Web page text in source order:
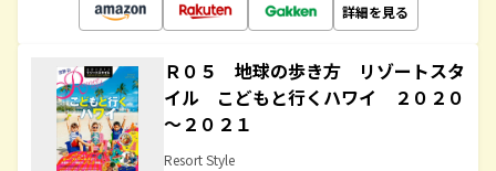
詳細を見る
Ｒ０５ 地球の歩き方 リゾートスタ
イル こどもと行くハワイ ２０２０
～２０２１
Resort Style